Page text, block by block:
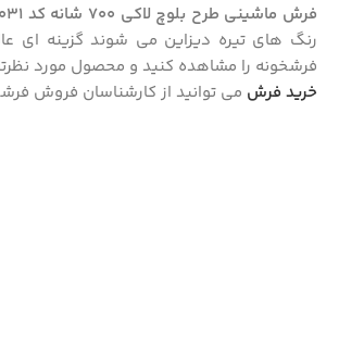
فرش ماشینی طرح بلوچ لاکی 700 شانه کد 40031
رنگ های تیره دیزاین می شوند گزینه ای
فرشخونه را مشاهده کنید و محصول مورد
خرید فرش می توانید از کارشناسان فروش